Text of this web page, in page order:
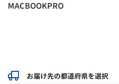
MACBOOKPRO
お届け先の都道府県を選択